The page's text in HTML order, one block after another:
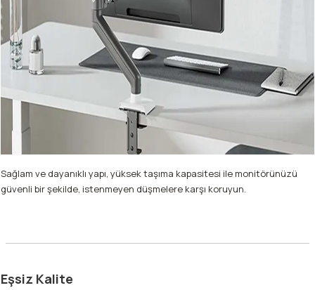
Sağlam ve dayanıklı yapı, yüksek taşıma kapasitesi ile monitörünüzü
güvenli bir şekilde, istenmeyen düşmelere karşı koruyun.
Eşsiz Kalite